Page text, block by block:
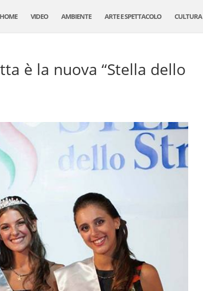
HOME VIDEO AMBIENTE ARTE E SPETTACOLO CULTURA
è la nuova “Stella dello